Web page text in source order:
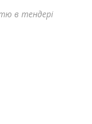
в тендері